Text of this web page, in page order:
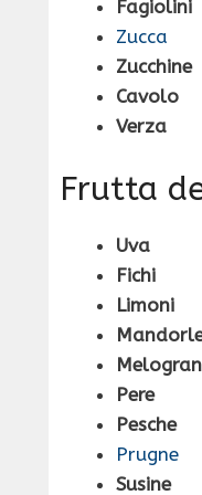
Fagiolini
Zucca
Zucchine
Cavolo
Verza
Frutta
Uva
Fichi
Limoni
Pere
Pesche
Prugne
Susine